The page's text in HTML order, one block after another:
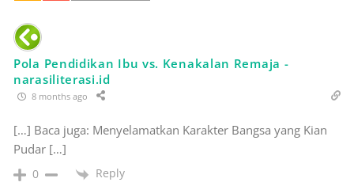
Pola Pendidikan Ibu vs. Kenakalan Remaja -
narasiliterasi.id
8 months ago
[…] Baca juga: Menyelamatkan Karakter Bangsa yang Kian
Pudar […]
0 Reply